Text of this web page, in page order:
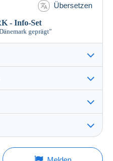
Übersetzen
- Info-Set
geprägt"
(849x)
können, müssen Sie
Minute verlängert, wenn
Ablauf der Frist ein